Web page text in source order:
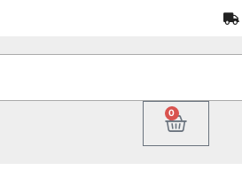
0